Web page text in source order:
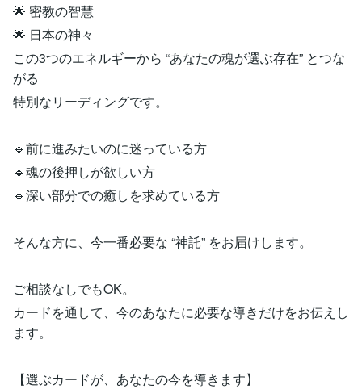
🌟 密教の智慧
🌟 日本の神々
この3つのエネルギーから “あなたの魂が選ぶ存在” とつな
がる
特別なリーディングです。
🔹前に進みたいのに迷っている方
🔹魂の後押しが欲しい方
🔹深い部分での癒しを求めている方
そんな方に、今一番必要な “神託” をお届けします。
ご相談なしでもOK。
カードを通して、今のあなたに必要な導きだけをお伝えし
ます。
【選ぶカードが、あなたの今を導きます】